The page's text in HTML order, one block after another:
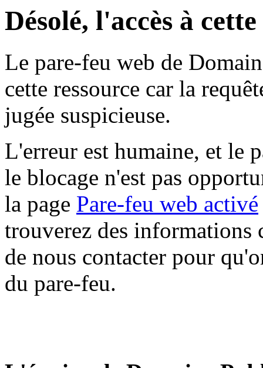
Désolé, l'accès à
Le pare-feu web de
cette ressource car la
jugée suspicieuse.
L'erreur est humaine, et le
le blocage n'est pas
la page Pare-feu web activé
trouverez des informations
de nous contacter pour
du pare-feu.